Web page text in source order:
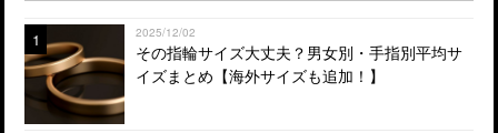
1 2025/12/02
その指輪サイズ大丈夫？男女別・手指別平均サ
イズまとめ【海外サイズも追加！】